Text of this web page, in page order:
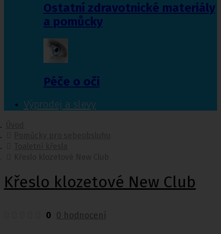
Ostatní zdravotnické materiály
a pomůcky
Péče o oči
Výprodej a slevy
Křeslo klozetové New Club
0 0 hodnocení